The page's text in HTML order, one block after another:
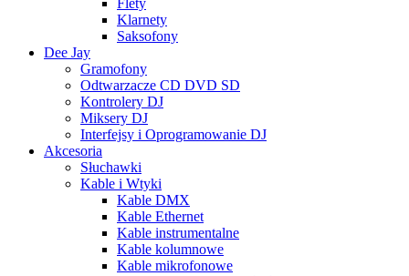
Klarnety
Saksofony
Dee Jay
Gramofony
Odtwarzacze CD DVD SD
Kontrolery DJ
Miksery DJ
Interfejsy i Oprogramowanie DJ
Akcesoria
Słuchawki
Kable i Wtyki
Kable DMX
Kable Ethernet
Kable instrumentalne
Kable kolumnowe
Kable mikrofonowe